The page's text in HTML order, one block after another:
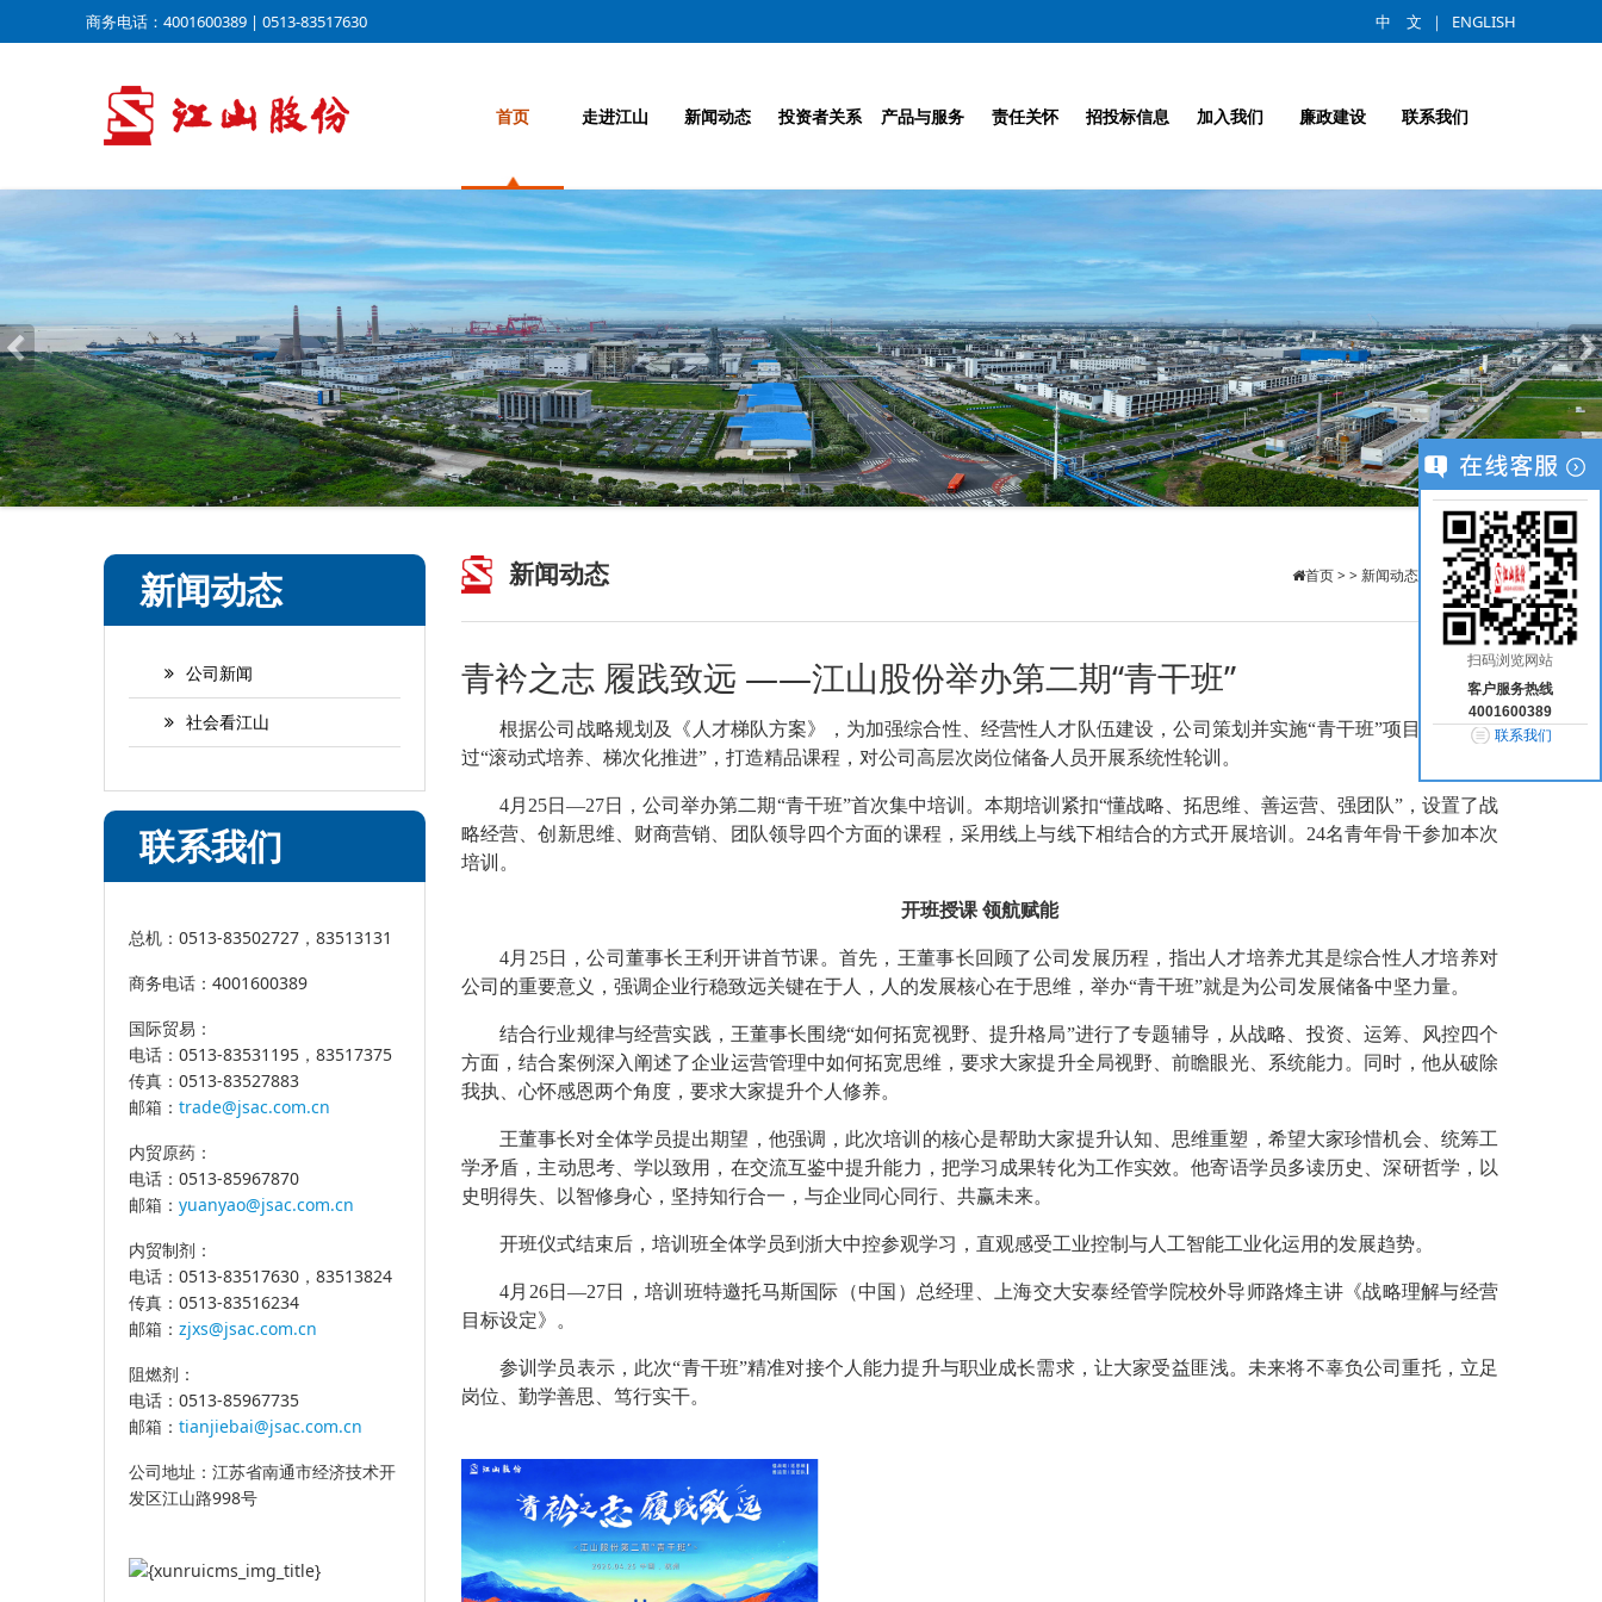
商务电话：4001600389 | 0513-83517630 中 文 ｜ ENGLISH
首页 走进江山 新闻动态 投资者关系 产品与服务 责任关怀 招投标信息 加入我们 廉政建设 联系我们
新闻动态
公司新闻
社会看江山
联系我们
总机：0513-83502727，83513131
商务电话：4001600389
国际贸易：
电话：0513-83531195，83517375
传真：0513-83527883
邮箱： trade@jsac.com.cn
内贸原药：
电话：0513-85967870
邮箱： yuanyao@jsac.com.cn
内贸制剂：
电话：0513-83517630，83513824
传真：0513-83516234
邮箱： zjxs@jsac.com.cn
阻燃剂：
电话：0513-85967735
邮箱： tianjiebai@jsac.com.cn
公司地址：江苏省南通市经济技术开
发区江山路998号
新闻动态 首页> >新闻动态 公司新闻
青衿之志 履践致远 ——江山股份举办第二期“青干班”
根据公司战略规划及《人才梯队方案》，为加强综合性、经营性人才队伍建设，公司策划并实施“青干班”项目，旨在通
过“滚动式培养、梯次化推进”，打造精品课程，对公司高层次岗位储备人员开展系统性轮训。
4月25日—27日，公司举办第二期“青干班”首次集中培训。本期培训紧扣“懂战略、拓思维、善运营、强团队”，设置了战
略经营、创新思维、财商营销、团队领导四个方面的课程，采用线上与线下相结合的方式开展培训。24名青年骨干参加本次
培训。
开班授课 领航赋能
4月25日，公司董事长王利开讲首节课。首先，王董事长回顾了公司发展历程，指出人才培养尤其是综合性人才培养对
公司的重要意义，强调企业行稳致远关键在于人，人的发展核心在于思维，举办“青干班”就是为公司发展储备中坚力量。
结合行业规律与经营实践，王董事长围绕“如何拓宽视野、提升格局”进行了专题辅导，从战略、投资、运筹、风控四个
方面，结合案例深入阐述了企业运营管理中如何拓宽思维，要求大家提升全局视野、前瞻眼光、系统能力。同时，他从破除
我执、心怀感恩两个角度，要求大家提升个人修养。
王董事长对全体学员提出期望，他强调，此次培训的核心是帮助大家提升认知、思维重塑，希望大家珍惜机会、统筹工
学矛盾，主动思考、学以致用，在交流互鉴中提升能力，把学习成果转化为工作实效。他寄语学员多读历史、深研哲学，以
史明得失、以智修身心，坚持知行合一，与企业同心同行、共赢未来。
开班仪式结束后，培训班全体学员到浙大中控参观学习，直观感受工业控制与人工智能工业化运用的发展趋势。
4月26日—27日，培训班特邀托马斯国际（中国）总经理、上海交大安泰经管学院校外导师路烽主讲《战略理解与经营
目标设定》。
参训学员表示，此次“青干班”精准对接个人能力提升与职业成长需求，让大家受益匪浅。未来将不辜负公司重托，立足
岗位、勤学善思、笃行实干。
扫码浏览网站
客户服务热线
4001600389
联系我们